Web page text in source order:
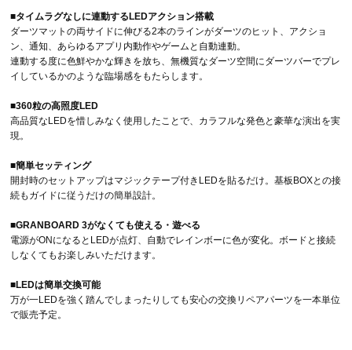
■タイムラグなしに連動するLEDアクション搭載
ダーツマットの両サイドに伸びる2本のラインがダーツのヒット、アクショ
ン、通知、あらゆるアプリ内動作やゲームと自動連動。
連動する度に色鮮やかな輝きを放ち、無機質なダーツ空間にダーツバーでプレ
イしているかのような臨場感をもたらします。
■360粒の高照度LED
高品質なLEDを惜しみなく使用したことで、カラフルな発色と豪華な演出を実
現。
■簡単セッティング
開封時のセットアップはマジックテープ付きLEDを貼るだけ。基板BOXとの接
続もガイドに従うだけの簡単設計。
■GRANBOARD 3がなくても使える・遊べる
電源がONになるとLEDが点灯、自動でレインボーに色が変化。ボードと接続
しなくてもお楽しみいただけます。
■LEDは簡単交換可能
万が一LEDを強く踏んでしまったりしても安心の交換リペアパーツを一本単位
で販売予定。